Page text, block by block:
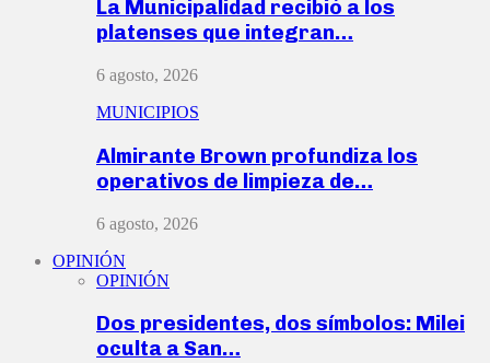
La Municipalidad recibió a los
platenses que integran…
6 agosto, 2026
MUNICIPIOS
Almirante Brown profundiza los
operativos de limpieza de…
6 agosto, 2026
OPINIÓN
OPINIÓN
Dos presidentes, dos símbolos: Milei
oculta a San…